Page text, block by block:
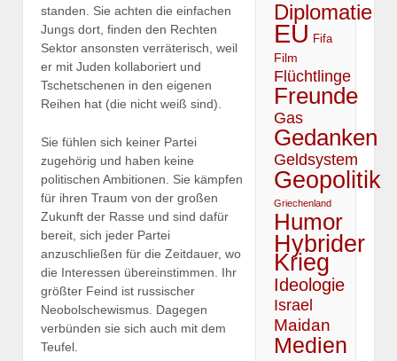
standen. Sie achten die einfachen
Jungs dort, finden den Rechten
Sektor ansonsten verräterisch, weil
er mit Juden kollaboriert und
Tschetschenen in den eigenen
Reihen hat (die nicht weiß sind).
Sie fühlen sich keiner Partei
zugehörig und haben keine
politischen Ambitionen. Sie kämpfen
für ihren Traum von der großen
Zukunft der Rasse und sind dafür
bereit, sich jeder Partei
anzuschließen für die Zeitdauer, wo
die Interessen übereinstimmen. Ihr
größter Feind ist russischer
Neobolschewismus. Dagegen
verbünden sie sich auch mit dem
Teufel.
Diplomatie
EU Fifa
Film
Flüchtlinge
Freunde
Gas
Gedanken
Geldsystem
Geopolitik
Griechenland
Humor
Hybrider
Krieg
Ideologie
Israel
Maidan
Medien